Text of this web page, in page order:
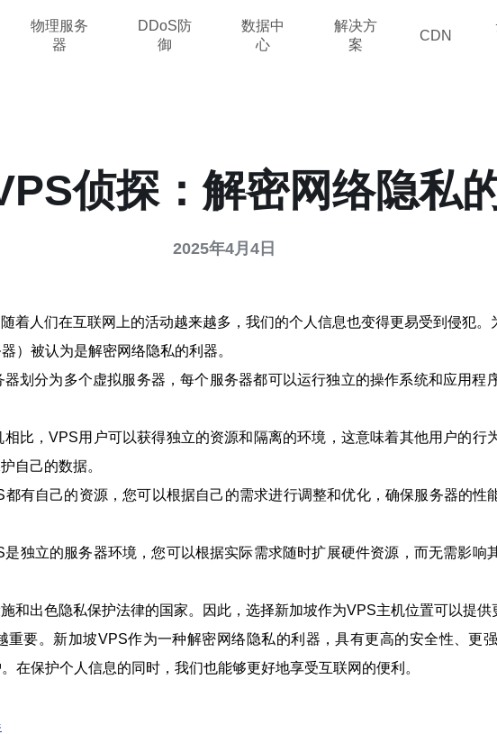
物理服务
器
DDoS防
御
数据中
心
解决方
案
CDN
侦探：解密网络隐私
2025年4月4日
着人们在互联网上的活动越来越多，我们的个人信息也变得更易受到侵犯
）被认为是解密网络隐私的利器。
划分为多个虚拟服务器，每个服务器都可以运行独立的操作系统和应用程
比，VPS用户可以获得独立的资源和隔离的环境，这意味着其他用户的行
自己的数据。
有自己的资源，您可以根据自己的需求进行调整和优化，确保服务器的性
独立的服务器环境，您可以根据实际需求随时扩展硬件资源，而无需影响
和出色隐私保护法律的国家。因此，选择新加坡作为VPS主机位置可以提供
重要。新加坡VPS作为一种解密网络隐私的利器，具有更高的安全性、更
在保护个人信息的同时，我们也能够更好地享受互联网的便利。